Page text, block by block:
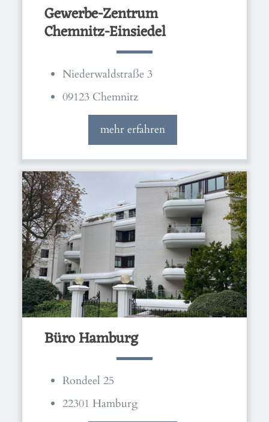
Gewerbe-Zentrum
Chemnitz-Einsiedel
Niederwaldstraße 3
09123 Chemnitz
mehr erfahren
Büro Hamburg
Rondeel 25
22301 Hamburg